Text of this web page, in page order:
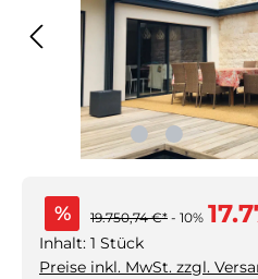
% 19.750,74 €* - 10%
Inhalt: 1 Stück
Preise inkl. MwSt. zzgl.